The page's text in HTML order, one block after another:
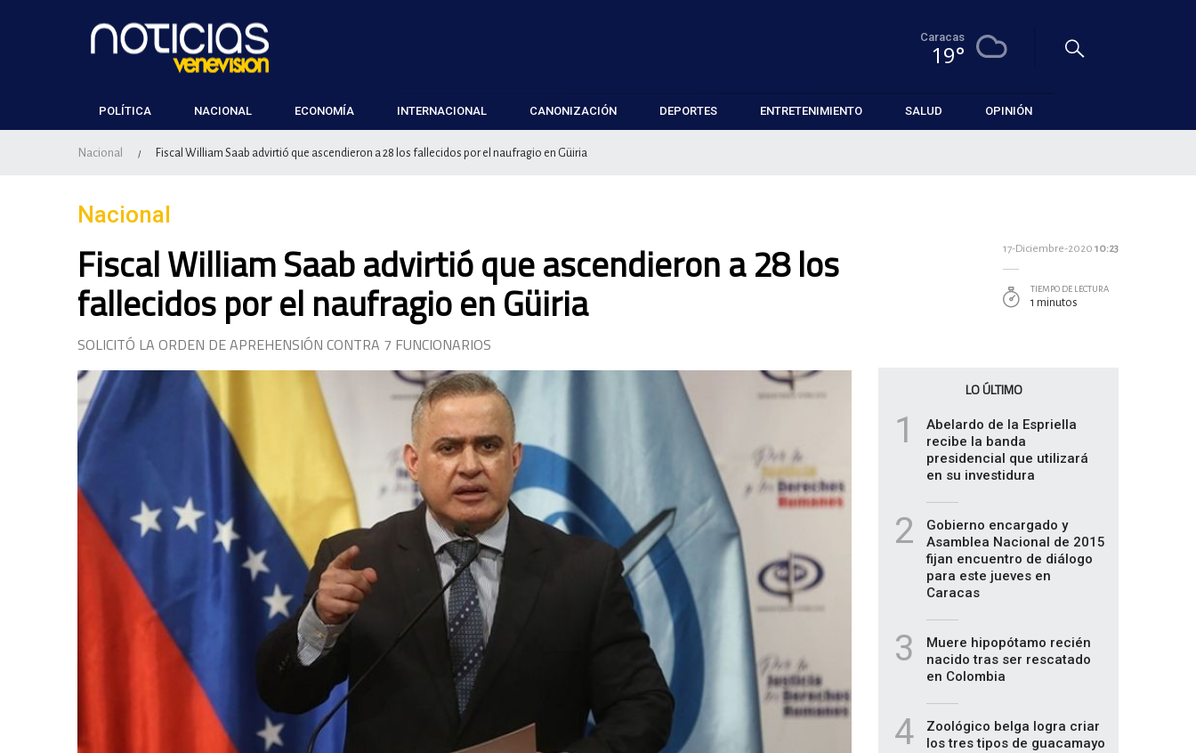
Caracas
19°
POLÍTICA NACIONAL ECONOMÍA INTERNACIONAL CANONIZACIÓN DEPORTES ENTRETENIMIENTO SALUD OPINIÓN
Nacional / Fiscal William Saab advirtió que ascendieron a 28 los fallecidos por el naufragio en Güiria
Nacional
Fiscal William Saab advirtió que ascendieron a 28 los
fallecidos por el naufragio en Güiria
SOLICITÓ LA ORDEN DE APREHENSIÓN CONTRA 7 FUNCIONARIOS
17-Diciembre-2020 10:23
TIEMPO DE LECTURA
1 minutos
LO ÚLTIMO
1
Abelardo de la Espriella
recibe la banda
presidencial que utilizará
en su investidura
2
Gobierno encargado y
Asamblea Nacional de 2015
fijan encuentro de diálogo
para este jueves en
Caracas
3
Muere hipopótamo recién
nacido tras ser rescatado
en Colombia
4
Zoológico belga logra criar
los tres tipos de guacamayo